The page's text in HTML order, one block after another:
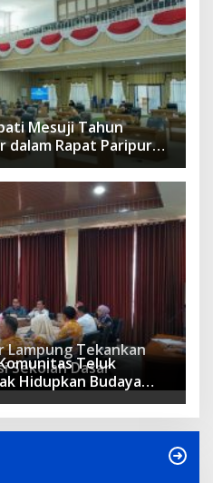
Mesuji Tahun
dalam Rapat Paripurna
Lampung Tekankan
Sekolah Dasar
Teluk
Hidupkan Budaya